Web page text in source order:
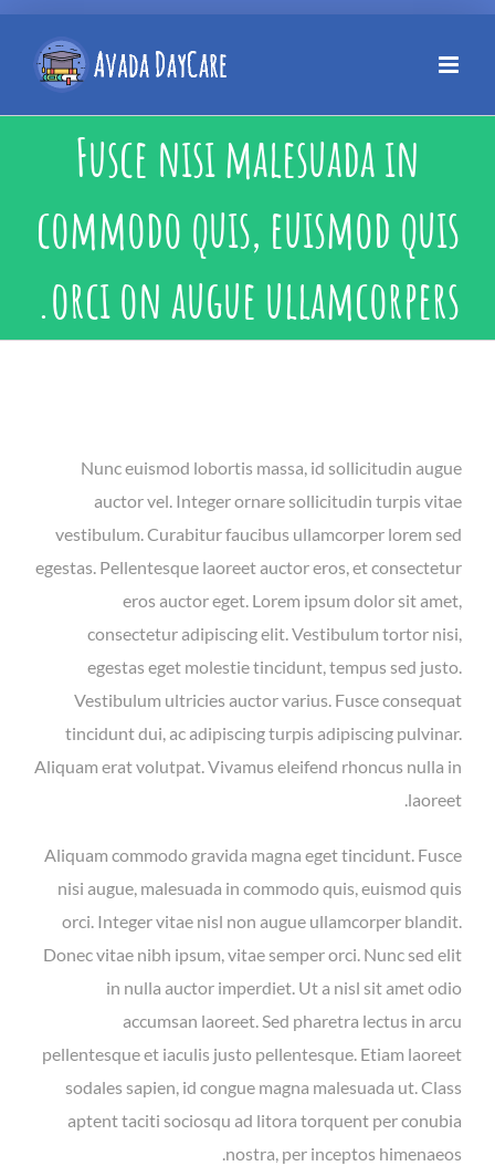
Fusce nisi malesuada in
commodo quis, euismod quis
orci on augue ullamcorpers.
Nunc euismod lobortis massa, id sollicitudin augue
auctor vel. Integer ornare sollicitudin turpis vitae
vestibulum. Curabitur faucibus ullamcorper lorem sed
egestas. Pellentesque laoreet auctor eros, et consectetur
eros auctor eget. Lorem ipsum dolor sit amet,
consectetur adipiscing elit. Vestibulum tortor nisi,
egestas eget molestie tincidunt, tempus sed justo.
Vestibulum ultricies auctor varius. Fusce consequat
tincidunt dui, ac adipiscing turpis adipiscing pulvinar.
Aliquam erat volutpat. Vivamus eleifend rhoncus nulla in
laoreet.
Aliquam commodo gravida magna eget tincidunt. Fusce
nisi augue, malesuada in commodo quis, euismod quis
orci. Integer vitae nisl non augue ullamcorper blandit.
Donec vitae nibh ipsum, vitae semper orci. Nunc sed elit
in nulla auctor imperdiet. Ut a nisl sit amet odio
accumsan laoreet. Sed pharetra lectus in arcu
pellentesque et iaculis justo pellentesque. Etiam laoreet
sodales sapien, id congue magna malesuada ut. Class
aptent taciti sociosqu ad litora torquent per conubia
nostra, per inceptos himenaeos.